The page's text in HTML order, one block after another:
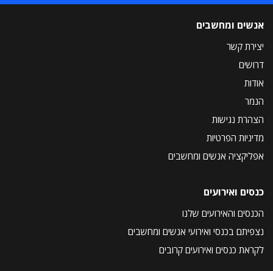
אנשים ומחשבים
יצירת קשר
דרושים
אודות
הנמר
הצהרת נגישות
מדיניות הפרטיות
אפליקציה אנשים ומחשבים
כנסים ואירועים
הכנסים והאירועים שלנו
נצפיתם בכנסי ואירועי אנשים ומחשבים
לקראת כנסים ואירועים קרובים